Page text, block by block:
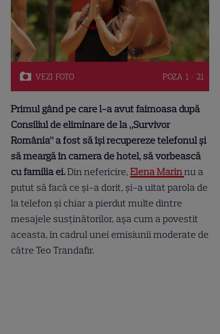
VEZI FOTO POZA 1 / 21
Primul gând pe care l-a avut faimoasa după
Consiliul de eliminare de la „Survivor
România” a fost să își recupereze telefonul și
să meargă în camera de hotel, să vorbească
cu familia ei.Din nefericire,Elena Marinnu a
putut să facă ce și-a dorit, și-a uitat parola de
la telefon și chiar a pierdut multe dintre
mesajele susținătorilor, așa cum a povestit
aceasta, în cadrul unei emisiunii moderate de
către Teo Trandafir.